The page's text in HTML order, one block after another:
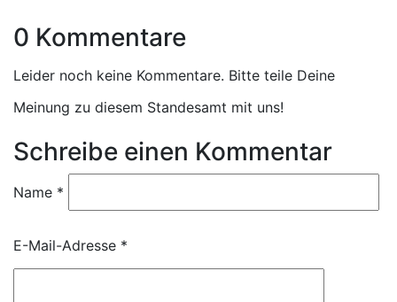
0 Kommentare
Leider noch keine Kommentare. Bitte teile Deine
Meinung zu diesem Standesamt mit uns!
Schreibe einen Kommentar
Name *
E-Mail-Adresse *